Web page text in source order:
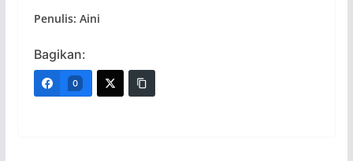
Penulis: Aini
Bagikan:
0